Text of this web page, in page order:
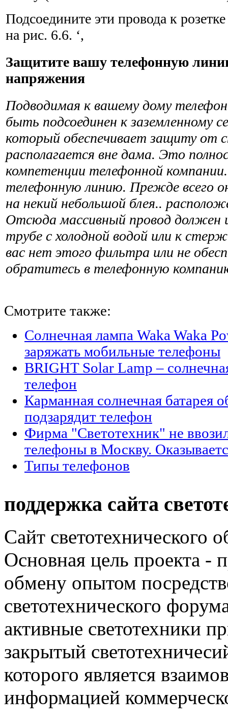
Подсоедините эти провода к
на рис. 6.6. ‘,
Защитите вашу телефонную
напряжения
Подводимая к вашему дому
быть подсоединен к заземленному
который обеспечивает защиту от
располагается вне дама. Это
компетенции телефонной
телефонную линию. Прежде всего
на некий небольшой блея..
Отсюда массивный провод должен
трубе с холодной водой или к
вас нет этого фильтра или не
обратитесь в телефон­ную
Смотрите также:
Солнечная лампа Waka Waka
заряжать мобильные телефоны
BRIGHT Solar Lamp –
телефон
Карманная солнечная батарея
подзарядит телефон
Фирма "Светотехник" не
телефоны в Москву.
Типы телефонов
поддержка сайта
Сайт светотехнического
Основная цель проекта -
обмену опытом
светотехнического
активные светотехники
закрытый
которого является
информацией